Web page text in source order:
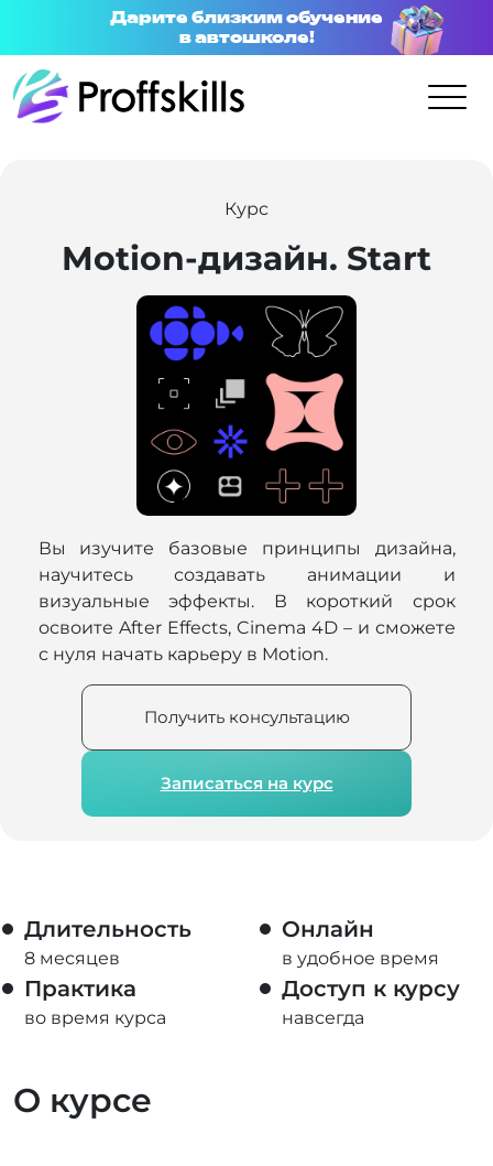
Дарите близким обучение
в автошколе!
Курс
Motion-дизайн. Start
Вы изучите базовые принципы дизайна,
научитесь создавать анимации и
визуальные эффекты. В короткий срок
освоите After Effects, Cinema 4D – и сможете
с нуля начать карьеру в Motion.
Записаться на курс
Получить консультацию
Длительность
8 месяцев
Онлайн
в удобное время
Практика
во время курса
Доступ к курсу
навсегда
О курсе